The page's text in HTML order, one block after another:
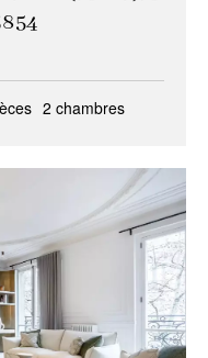
2 chambres